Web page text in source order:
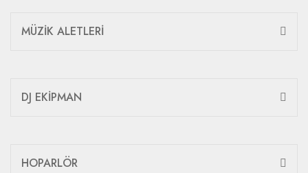
MÜZİK ALETLERİ
DJ EKİPMAN
HOPARLÖR